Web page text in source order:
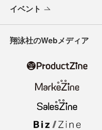
イベント
翔泳社のWebメディア